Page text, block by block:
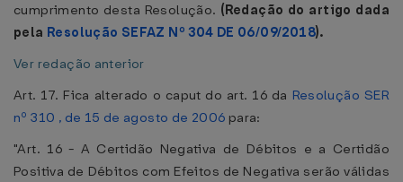
cumprimento desta Resolução. (Redação do artigo dada
pela Resolução SEFAZ Nº 304 DE 06/09/2018).
Ver redação anterior
Art. 17. Fica alterado o caput do art. 16 da Resolução SER
nº 310 , de 15 de agosto de 2006 para:
"Art. 16 - A Certidão Negativa de Débitos e a Certidão
Positiva de Débitos com Efeitos de Negativa serão válidas